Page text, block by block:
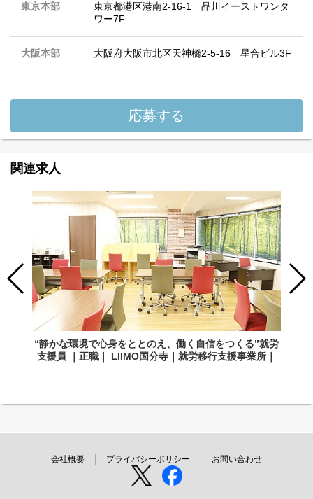
東京本部
東京都港区港南2-16-1 品川イーストワンタ
ワー7F
大阪本部 大阪府大阪市北区天神橋2-5-16 星合ビル3F
応募する
関連求人
“静かな環境で心身をととのえ、働く自信をつくる”就労
支援員 ｜正職｜ LIIMO国分寺｜就労移行支援事業所｜
会社概要 プライバシーポリシー お問い合わせ